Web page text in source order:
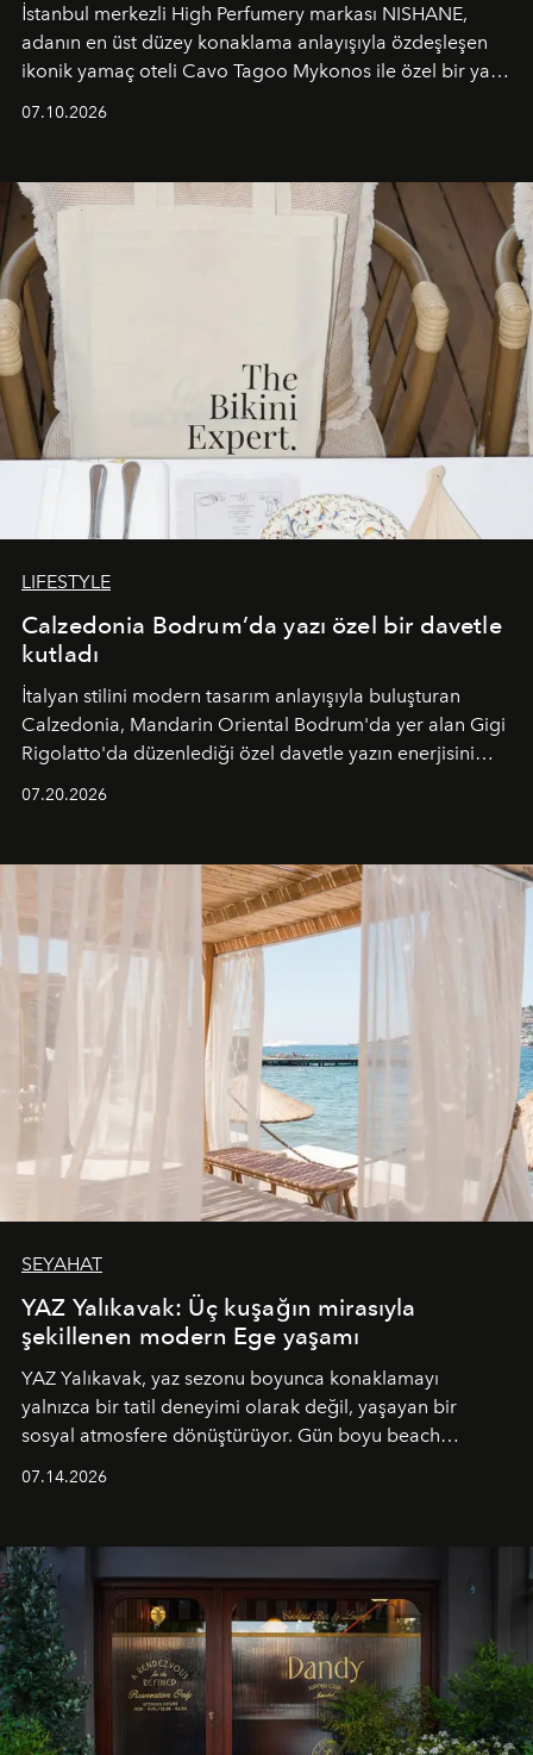
İstanbul merkezli High Perfumery markası NISHANE,
adanın en üst düzey konaklama anlayışıyla özdeşleşen
ikonik yamaç oteli Cavo Tagoo Mykonos ile özel bir yaz
buluşturarak markanın Cavo Tagoo’daki varlığını
sürükleyici ve mevsime özel bir deneyime dönüştürüyor.
07.10.2026
LIFESTYLE
Calzedonia Bodrum’da yazı özel bir davetle
kutladı
İtalyan stilini modern tasarım anlayışıyla buluşturan
Calzedonia, Mandarin Oriental Bodrum'da yer alan Gigi
Rigolatto'da düzenlediği özel davetle yazın enerjisini
07.20.2026
SEYAHAT
YAZ Yalıkavak: Üç kuşağın mirasıyla
şekillenen modern Ege yaşamı
YAZ Yalıkavak, yaz sezonu boyunca konaklamayı
yalnızca bir tatil deneyimi olarak değil, yaşayan bir
sosyal atmosfere dönüştürüyor. Gün boyu beach
tematik gastronomi geceleri misafirlerle buluşuyor.
Paylaşıma, lezzete ve müziğe odaklanan bu özel
akşamlar, YAZ’ın sade lüks anlayışını gün batımından
geceye taşıyarak her hafta farklı bir deneyim sunuyor.
07.14.2026